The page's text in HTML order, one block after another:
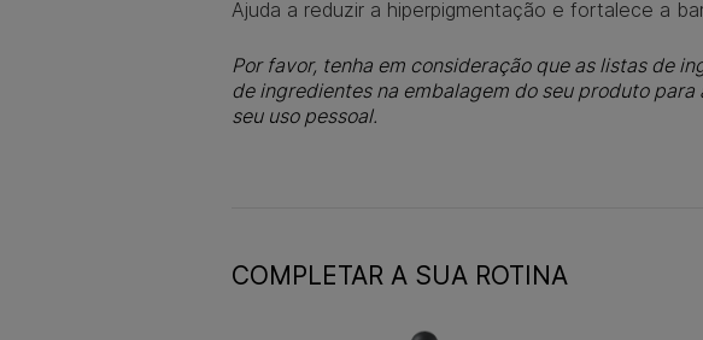
Ajuda a reduzir a hiperpigmentação e fortalece a
Por favor, tenha em consideração que as listas de
de ingredientes na embalagem do seu produto
seu uso pessoal.
COMPLETAR A SUA ROTINA